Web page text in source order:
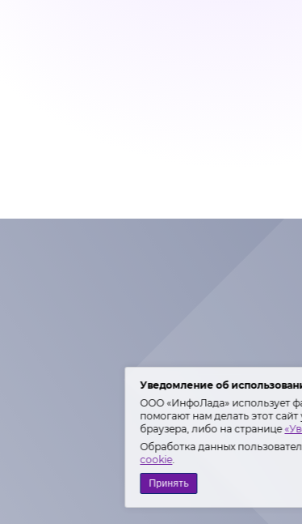
Уведомление об
ООО «ИнфоЛада» использует
помогают нам делать этот
браузера, либо на странице
Обработка данных
cookie.
Принять